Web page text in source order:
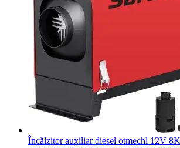
Încălzitor auxiliar diesel otmechl 12V